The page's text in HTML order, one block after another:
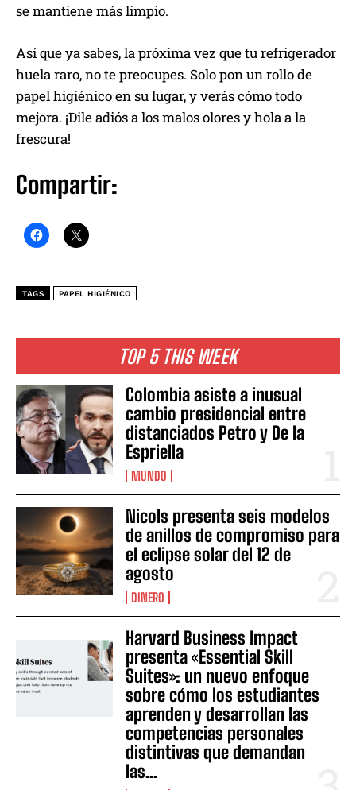
TOP 5 THIS WEEK
Colombia asiste a inusual
cambio presidencial entre
distanciados Petro y De la
Espriella
MUNDO
Nicols presenta seis modelos
de anillos de compromiso para
el eclipse solar del 12 de
agosto
DINERO
Harvard Business Impact
presenta «Essential Skill
Suites»: un nuevo enfoque
sobre cómo los estudiantes
aprenden y desarrollan las
competencias personales
distintivas que demandan
las...
se mantiene más limpio.
Así que ya sabes, la próxima vez que tu refrigerador
huela raro, no te preocupes. Solo pon un rollo de
papel higiénico en su lugar, y verás cómo todo
mejora. ¡Dile adiós a los malos olores y hola a la
frescura!
Compartir:
TAGS PAPEL HIGIÉNICO